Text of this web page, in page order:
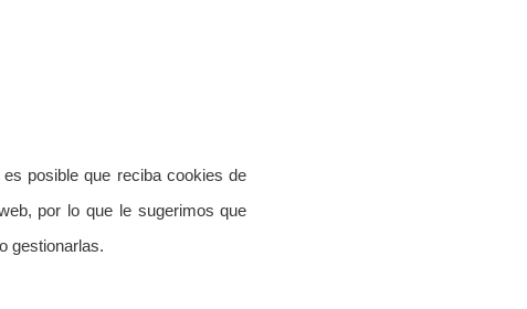
posible que reciba cookies de
por lo que le sugerimos que
gestionarlas.